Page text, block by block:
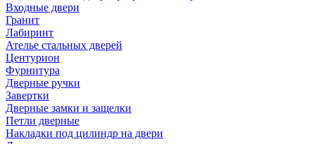
Входные двери
Гранит
Лабиринт
Ателье стальных дверей
Центурион
Фурнитура
Дверные ручки
Завертки
Дверные замки и защелки
Петли дверные
Накладки под цилиндр на двери